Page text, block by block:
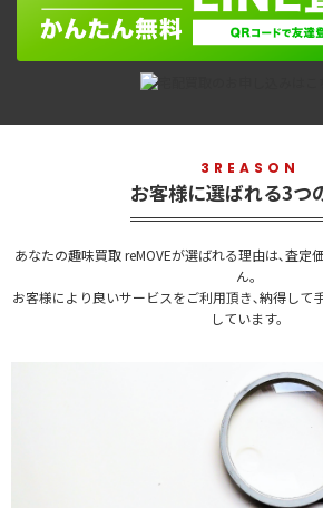
3REASON
お客様に選ばれる3つ
あなたの趣味買取 reMOVEが選ばれる理由は､査定
ん。
お客様により良いサービスをご利用頂き､納得して
しています。